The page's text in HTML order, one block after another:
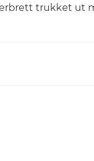
trukket ut